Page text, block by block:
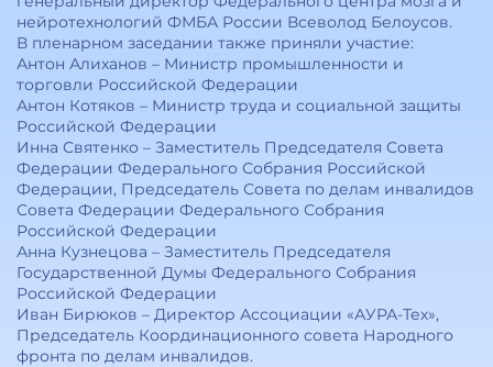
нейротехнологий ФМБА России Всеволод Белоусов.
В пленарном заседании также приняли участие:
Антон Алиханов – Министр промышленности и
торговли Российской Федерации
Антон Котяков – Министр труда и социальной защиты
Российской Федерации
Инна Святенко – Заместитель Председателя Совета
Федерации Федерального Собрания Российской
Федерации, Председатель Совета по делам инвалидов
Совета Федерации Федерального Собрания
Российской Федерации
Анна Кузнецова – Заместитель Председателя
Государственной Думы Федерального Собрания
Российской Федерации
Иван Бирюков – Директор Ассоциации «АУРА-Тех»,
Председатель Координационного совета Народного
фронта по делам инвалидов.